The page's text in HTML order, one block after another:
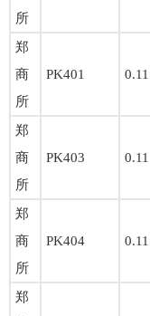
所
郑
商
所
PK401 0.11
郑
商
所
PK403 0.11
郑
商
所
PK404 0.11
郑